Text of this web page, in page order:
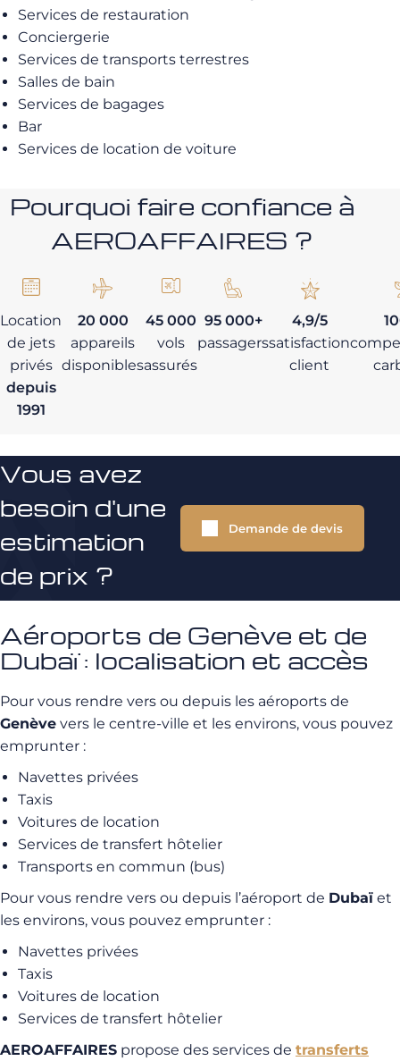
Services de restauration
Conciergerie
Services de transports terrestres
Salles de bain
Services de bagages
Bar
Services de location de voiture
Pourquoi faire confiance à
AEROAFFAIRES ?
Location
de jets
privés
depuis
1991
20 000
appareils
disponibles
45 000
vols
assurés
95 000+
passagers
4,9/5
satisfaction
client
Vous avez
besoin d'une
estimation
de prix ?
Demande de devis
Aéroports de Genève et de
Dubaï : localisation et accès
Pour vous rendre vers ou depuis les aéroports de
Genève vers le centre-ville et les environs, vous pouvez
emprunter :
Navettes privées
Taxis
Voitures de location
Services de transfert hôtelier
Transports en commun (bus)
Pour vous rendre vers ou depuis l’aéroport de Dubaï et
les environs, vous pouvez emprunter :
Navettes privées
Taxis
Voitures de location
Services de transfert hôtelier
AEROAFFAIRES propose des services de transferts